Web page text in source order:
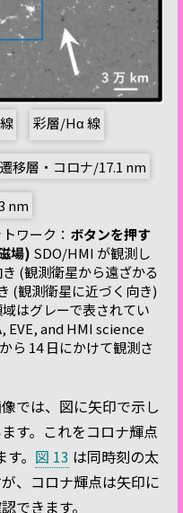
彩層/Hα 線
遷移層・コロナ/17.1 nm
nm
ワーク： ボタンを押す
場) SDO/HMI が観測し
(観測衛星から遠ざかる
(観測衛星に近づく向き)
はグレーで表されてい
EVE, and HMI science
ら 14 日にかけて観測さ
では、図に矢印で示し
す。これをコロナ輝点
。 図 13 は同時刻の太
、コロナ輝点は矢印に
できます。